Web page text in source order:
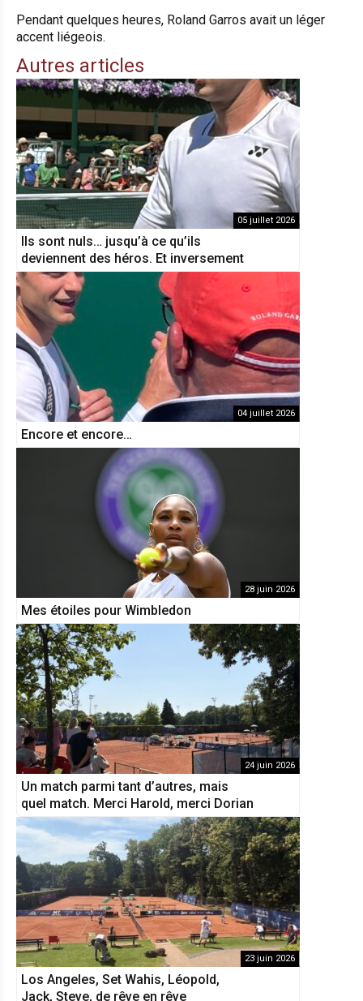
Pendant quelques heures, Roland Garros avait un léger
accent liégeois.
Autres articles
05 juillet 2026
Ils sont nuls… jusqu’à ce qu’ils
deviennent des héros. Et inversement
04 juillet 2026
Encore et encore…
28 juin 2026
Mes étoiles pour Wimbledon
24 juin 2026
Un match parmi tant d’autres, mais
quel match. Merci Harold, merci Dorian
23 juin 2026
Los Angeles, Set Wahis, Léopold,
Jack, Steve, de rêve en rêve